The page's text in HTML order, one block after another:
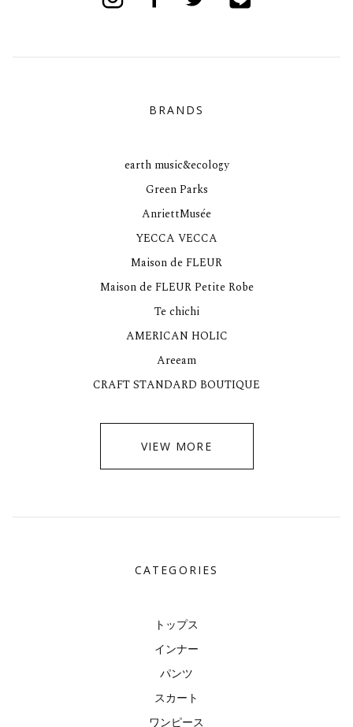
BRANDS
earth music&ecology
Green Parks
AnriettMusée
YECCA VECCA
Maison de FLEUR
Maison de FLEUR Petite Robe
Te chichi
AMERICAN HOLIC
Areeam
CRAFT STANDARD BOUTIQUE
VIEW MORE
CATEGORIES
トップス
インナー
パンツ
スカート
ワンピース